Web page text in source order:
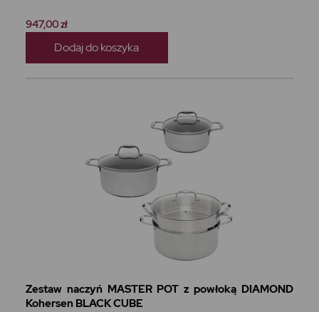
947,00 zł
Dodaj do koszyka
Zestaw naczyń MASTER POT z powłoką DIAMOND
Kohersen BLACK CUBE